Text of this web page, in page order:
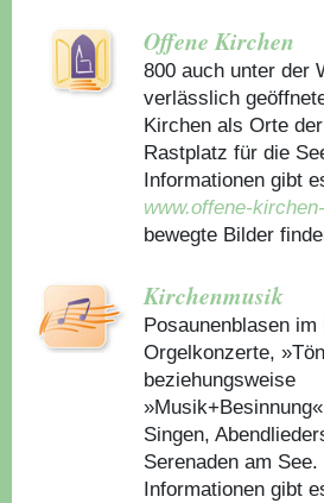
Offene Kirchen
800 auch unter der
verlässlich
Kirchen als Orte
Rastplatz für die
Informationen gibt
www.offene-
bewegte Bilder
Kirchenmusik
Posaunenblasen im
Orgelkonzerte,
beziehungsweise
Singen,
Serenaden am See.
Informationen gibt